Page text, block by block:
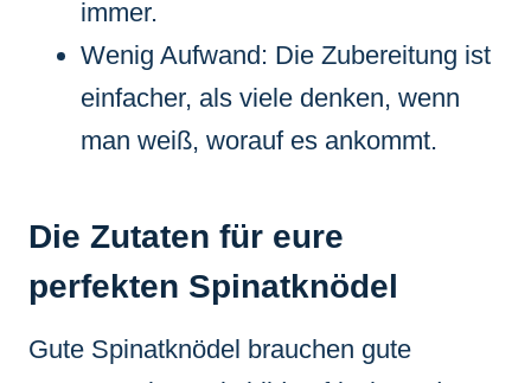
immer.
Wenig Aufwand: Die Zubereitung ist
einfacher, als viele denken, wenn
man weiß, worauf es ankommt.
Die Zutaten für eure
perfekten Spinatknödel
Gute Spinatknödel brauchen gute